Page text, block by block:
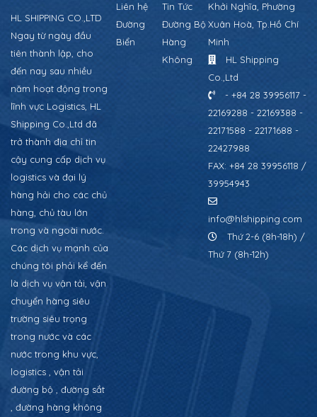
HL SHIPPING CO.,LTD
Ngay từ ngày đầu
tiên thành lập, cho
đến nay sau nhiều
năm hoạt động trong
lĩnh vực Logistics, HL
Shipping Co.,Ltd đã
trở thành địa chỉ tin
cậy cung cấp dịch vụ
logistics và đại lý
hàng hải cho các chủ
hàng, chủ tàu lớn
trong và ngoài nước.
Các dịch vụ mạnh của
chúng tôi phải kể đến
là dịch vụ vận tải, vận
chuyển hàng siêu
trường siêu trọng
trong nước và các
nước trong khu vực,
logistics , vận tải
đường bộ , đường sắt
, đường hàng không
Liên hệ
Tin Tức
Đường
Biển
Đường Bộ
Hàng
Không
Khởi Nghĩa, Phường
Xuân Hoà, Tp.Hồ Chí
Minh
HL Shipping
Co.,Ltd
- +84 28 39956117 -
22169288 - 22169388 -
22171588 - 22171688 -
22427988
FAX: +84 28 39956118 /
39954943
info@hlshipping.com
Thứ 2-6 (8h-18h) /
Thứ 7 (8h-12h)